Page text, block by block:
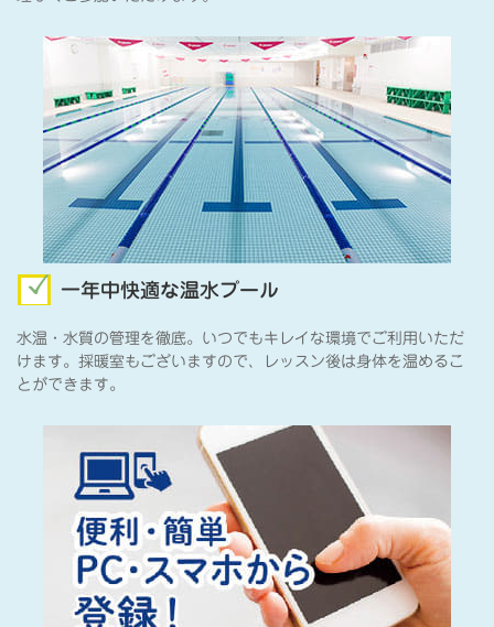
一年中快適な温水プール
水温・水質の管理を徹底。いつでもキレイな環境でご利用いただ
けます。採暖室もございますので、レッスン後は身体を温めるこ
とができます。